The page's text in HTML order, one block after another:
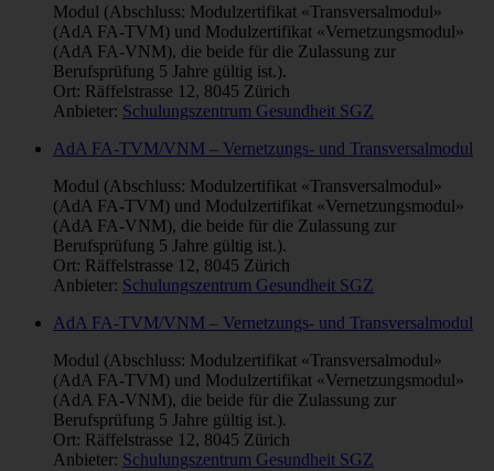
Modul (Abschluss: Modulzertifikat «Transversalmodul»
(AdA FA-TVM) und Modulzertifikat «Vernetzungsmodul»
(AdA FA-VNM), die beide für die Zulassung zur
Berufsprüfung 5 Jahre gültig ist.).
Ort: Räffelstrasse 12, 8045 Zürich
Anbieter: Schulungszentrum Gesundheit SGZ
AdA FA-TVM/VNM – Vernetzungs- und Transversalmodul
Modul (Abschluss: Modulzertifikat «Transversalmodul»
(AdA FA-TVM) und Modulzertifikat «Vernetzungsmodul»
(AdA FA-VNM), die beide für die Zulassung zur
Berufsprüfung 5 Jahre gültig ist.).
Ort: Räffelstrasse 12, 8045 Zürich
Anbieter: Schulungszentrum Gesundheit SGZ
AdA FA-TVM/VNM – Vernetzungs- und Transversalmodul
Modul (Abschluss: Modulzertifikat «Transversalmodul»
(AdA FA-TVM) und Modulzertifikat «Vernetzungsmodul»
(AdA FA-VNM), die beide für die Zulassung zur
Berufsprüfung 5 Jahre gültig ist.).
Ort: Räffelstrasse 12, 8045 Zürich
Anbieter: Schulungszentrum Gesundheit SGZ